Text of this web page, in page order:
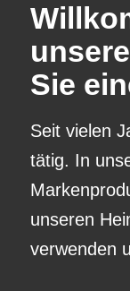
Sie
Seit vielen
tätig. In
unseren
verwenden